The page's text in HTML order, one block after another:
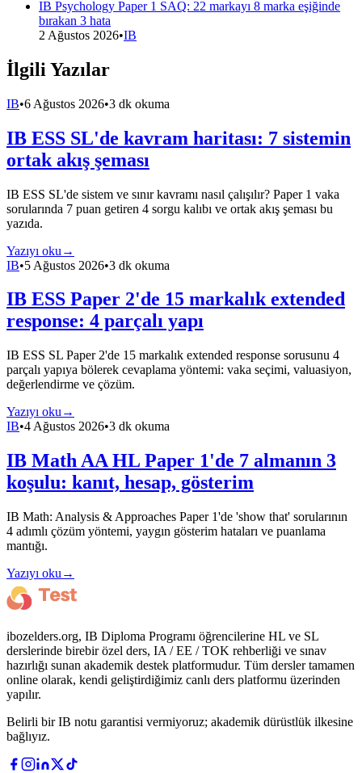
IB Psychology Paper 1 SAQ: 22 markayı 8 marka eşiğinde
bırakan 3 hata
2 Ağustos 2026•IB
İlgili Yazılar
IB•6 Ağustos 2026•3 dk okuma
IB ESS SL'de kavram haritası: 7 sistemin
ortak akış şeması
IB ESS SL'de sistem ve sınır kavramı nasıl çalışılır? Paper 1 vaka
sorularında 7 puan getiren 4 sorgu kalıbı ve ortak akış şeması bu
yazıda.
Yazıyı oku →
IB•5 Ağustos 2026•3 dk okuma
IB ESS Paper 2'de 15 markalık extended
response: 4 parçalı yapı
IB ESS SL Paper 2'de 15 markalık extended response sorusunu 4
parçalı yapıya bölerek cevaplama yöntemi: vaka seçimi, valuasiyon,
değerlendirme ve çözüm.
Yazıyı oku →
IB•4 Ağustos 2026•3 dk okuma
IB Math AA HL Paper 1'de 7 almanın 3
koşulu: kanıt, hesap, gösterim
IB Math: Analysis & Approaches Paper 1'de 'show that' sorularının
4 adımlı çözüm yöntemi, yaygın gösterim hataları ve puanlama
mantığı.
Yazıyı oku →
ibozelders.org, IB Diploma Programı öğrencilerine HL ve SL
derslerinde birebir özel ders, IA / EE / TOK rehberliği ve sınav
hazırlığı sunan akademik destek platformudur. Tüm dersler tamamen
online olarak, kendi geliştirdiğimiz canlı ders platformu üzerinden
yapılır.
Belirli bir IB notu garantisi vermiyoruz; akademik dürüstlük ilkesine
bağlıyız.